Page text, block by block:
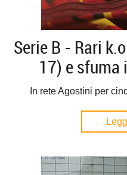
Serie B - Rari
17) e sfuma
In rete Agostini per